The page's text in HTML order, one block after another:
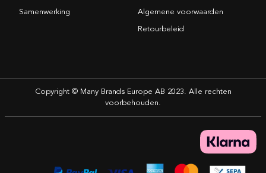
Samenwerking
Algemene voorwaarden
Retourbeleid
Copyright © Many Brands Europe AB 2023. Alle rechten
voorbehouden.